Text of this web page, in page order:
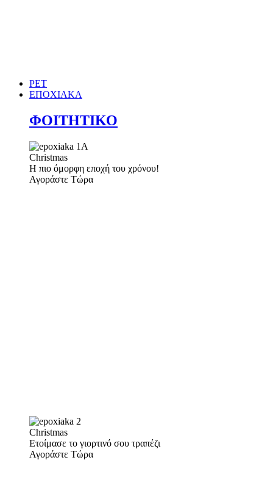
PET
ΕΠΟΧΙΑΚΑ
ΦΟΙΤΗΤΙΚΟ
Christmas
Η πιο όμορφη εποχή του χρόνου!
Αγοράστε Τώρα
Christmas
Ετοίμασε το γιορτινό σου τραπέζι
Αγοράστε Τώρα